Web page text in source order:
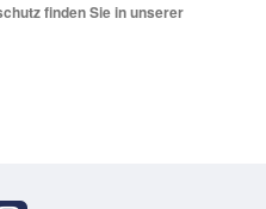
finden Sie in unserer